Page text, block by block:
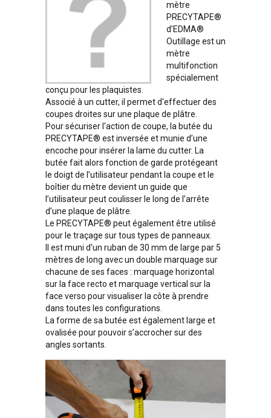
mètre
PRECYTAPE®
d’EDMA®
Outillage est un
mètre
multifonction
spécialement
conçu pour les plaquistes.
Associé à un cutter, il permet d'effectuer des
coupes droites sur une plaque de plâtre.
Pour sécuriser l'action de coupe, la butée du
PRECYTAPE® est inversée et munie d’une
encoche pour insérer la lame du cutter. La
butée fait alors fonction de garde protégeant
le doigt de l’utilisateur pendant la coupe et le
boîtier du mètre devient un guide que
l’utilisateur peut coulisser le long de l’arrête
d’une plaque de plâtre.
Le PRECYTAPE® peut également être utilisé
pour le traçage sur tous types de panneaux.
Il est muni d'un ruban de 30 mm de large par 5
mètres de long avec un double marquage sur
chacune de ses faces : marquage horizontal
sur la face recto et marquage vertical sur la
face verso pour visualiser la côte à prendre
dans toutes les configurations.
La forme de sa butée est également large et
ovalisée pour pouvoir s’accrocher sur des
angles sortants.